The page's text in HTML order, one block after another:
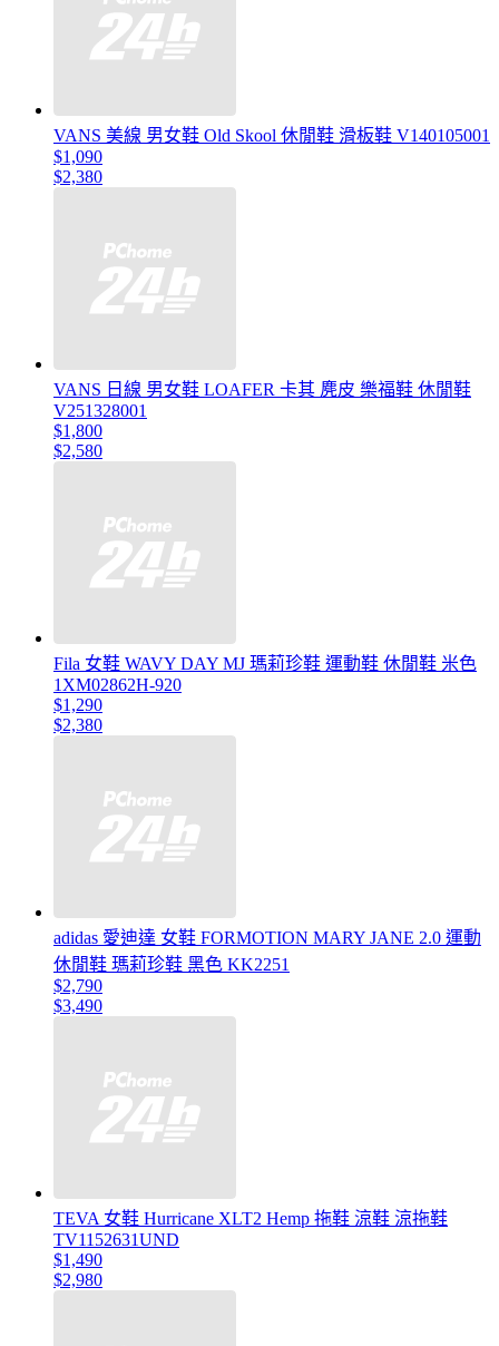
VANS 美線 男女鞋 Old Skool 休閒鞋 滑板鞋 V140105001
$1,090
$2,380
VANS 日線 男女鞋 LOAFER 卡其 麂皮 樂福鞋 休閒鞋
V251328001
$1,800
$2,580
Fila 女鞋 WAVY DAY MJ 瑪莉珍鞋 運動鞋 休閒鞋 米色
1XM02862H-920
$1,290
$2,380
adidas 愛迪達 女鞋 FORMOTION MARY JANE 2.0 運動
休閒鞋 瑪莉珍鞋 黑色 KK2251
$2,790
$3,490
TEVA 女鞋 Hurricane XLT2 Hemp 拖鞋 涼鞋 涼拖鞋
TV1152631UND
$1,490
$2,980